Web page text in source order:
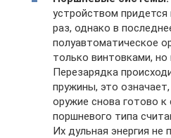
устройством
раз, однако в
полуавтоматическое
только винтовками, но
Перезарядка
пружины, это
оружие снова готово к
поршневого типа
Их дульная энергия